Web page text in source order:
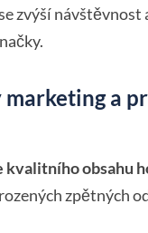
zvýší návštěvnost
marketing a
kvalitního obsahu
zpětných